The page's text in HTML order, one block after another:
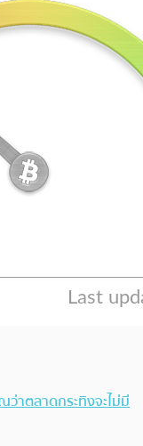
ตลาดกระทิงจะไม่มี